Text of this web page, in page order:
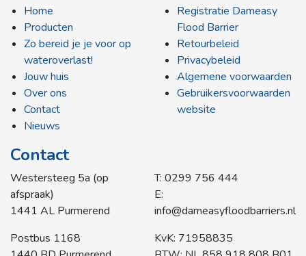
Home
Producten
Zo bereid je je voor op
wateroverlast!
Jouw huis
Over ons
Contact
Nieuws
Registratie Dameasy
Flood Barrier
Retourbeleid
Privacybeleid
Algemene voorwaarden
Gebruikersvoorwaarden
website
Contact
Westersteeg 5a (op
afspraak)
1441 AL Purmerend
Postbus 1168
T: 0299 756 444
E:
info@dameasyfloodbarriers.nl
KvK: 71958835